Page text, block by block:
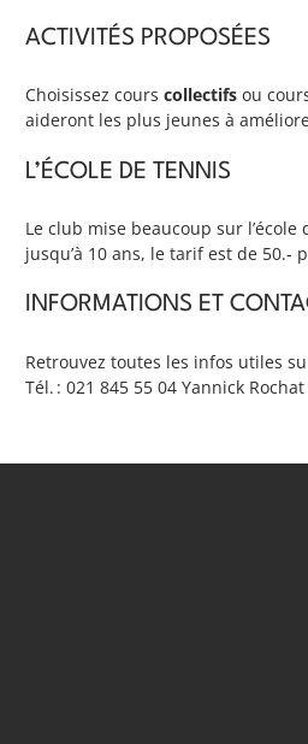
ACTIVITÉS PROPOSÉES
Choisissez courscollectifs ou
aideront les plus jeunes à
L’ÉCOLE DE TENNIS
Le club mise beaucoup sur
jusqu’à 10 ans, le tarif est de 50.-
INFORMATIONS ET
Retrouvez toutes les infos utiles
Tél. : 021 845 55 04 Yannick